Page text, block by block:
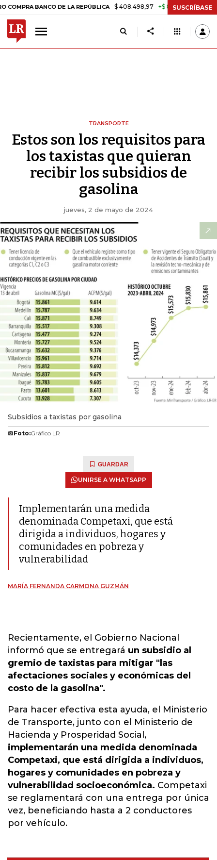
BANCO DE LA REPÚBLICA $ 408.498,97 +$ 8.753,81 +2,19%
SUSCRÍBASE
TRANSPORTE
Estos son los requisitos para
los taxistas que quieran
recibir los subsidios de
gasolina
jueves, 2 de mayo de 2024
Subsidios a taxistas por gasolina
Foto:Gráfico LR
GUARDAR
UNIRSE A WHATSAPP
Implementarán una medida
denominada Competaxi, que está
dirigida a individuos, hogares y
comunidades en pobreza y
vulnerabilidad
MARÍA FERNANDA CARMONA GUZMÁN
Recientamente, el Gobierno Nacional
informó que se entregará un subsidio al
gremio de taxistas para mitigar "las
afectaciones sociales y económicas del
costo de la gasolina".
Para hacer efectiva esta ayuda, el Ministerio
de Transporte, junto con el Ministerio de
Hacienda y Prosperidad Social,
implementarán una medida denominada
Competaxi, que está dirigida a individuos,
hogares y comunidades en pobreza y
vulnerabilidad socioeconómica. Competaxi
se reglamentará con una entrega por única
vez, beneficiando hasta a 2 conductores
por vehículo.